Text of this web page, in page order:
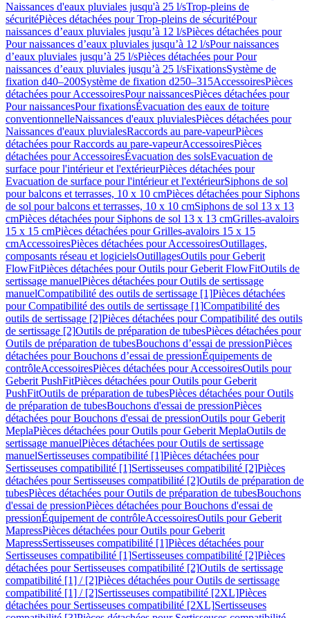
Naissances d'eaux pluviales jusqu'à 25 l/sTrop-pleins de
sécuritéPièces détachées pour Trop-pleins de sécuritéPour
naissances d’eaux pluviales jusqu’à 12 l/sPièces détachées pour
Pour naissances d’eaux pluviales jusqu’à 12 l/sPour naissances
d’eaux pluviales jusqu’à 25 l/sPièces détachées pour Pour
naissances d’eaux pluviales jusqu’à 25 l/sFixationsSystème de
fixation d40–200Système de fixation d250–315AccessoiresPièces
détachées pour AccessoiresPour naissancesPièces détachées pour
Pour naissancesPour fixationsÉvacuation des eaux de toiture
conventionnelleNaissances d'eaux pluvialesPièces détachées pour
Naissances d'eaux pluvialesRaccords au pare-vapeurPièces
détachées pour Raccords au pare-vapeurAccessoiresPièces
détachées pour AccessoiresÉvacuation des solsEvacuation de
surface pour l'intérieur et l'extérieurPièces détachées pour
Evacuation de surface pour l'intérieur et l'extérieurSiphons de sol
pour balcons et terrasses, 10 x 10 cmPièces détachées pour Siphons
de sol pour balcons et terrasses, 10 x 10 cmSiphons de sol 13 x 13
cmPièces détachées pour Siphons de sol 13 x 13 cmGrilles-avaloirs
15 x 15 cmPièces détachées pour Grilles-avaloirs 15 x 15
cmAccessoiresPièces détachées pour AccessoiresOutillages,
composants réseau et logicielsOutillagesOutils pour Geberit
FlowFitPièces détachées pour Outils pour Geberit FlowFitOutils de
sertissage manuelPièces détachées pour Outils de sertissage
manuelCompatibilité des outils de sertissage [1]Pièces détachées
pour Compatibilité des outils de sertissage [1]Compatibilité des
outils de sertissage [2]Pièces détachées pour Compatibilité des outils
de sertissage [2]Outils de préparation de tubesPièces détachées pour
Outils de préparation de tubesBouchons d’essai de pressionPièces
détachées pour Bouchons d’essai de pressionÉquipements de
contrôleAccessoiresPièces détachées pour AccessoiresOutils pour
Geberit PushFitPièces détachées pour Outils pour Geberit
PushFitOutils de préparation de tubesPièces détachées pour Outils
de préparation de tubesBouchons d'essai de pressionPièces
détachées pour Bouchons d'essai de pressionOutils pour Geberit
MeplaPièces détachées pour Outils pour Geberit MeplaOutils de
sertissage manuelPièces détachées pour Outils de sertissage
manuelSertisseuses compatibilité [1]Pièces détachées pour
Sertisseuses compatibilité [1]Sertisseuses compatibilité [2]Pièces
détachées pour Sertisseuses compatibilité [2]Outils de préparation de
tubesPièces détachées pour Outils de préparation de tubesBouchons
d'essai de pressionPièces détachées pour Bouchons d'essai de
pressionÉquipement de contrôleAccessoiresOutils pour Geberit
MapressPièces détachées pour Outils pour Geberit
MapressSertisseuses compatibilité [1]Pièces détachées pour
Sertisseuses compatibilité [1]Sertisseuses compatibilité [2]Pièces
détachées pour Sertisseuses compatibilité [2]Outils de sertissage
compatibilité [1] / [2]Pièces détachées pour Outils de sertissage
compatibilité [1] / [2]Sertisseuses compatibilité [2XL]Pièces
détachées pour Sertisseuses compatibilité [2XL]Sertisseuses